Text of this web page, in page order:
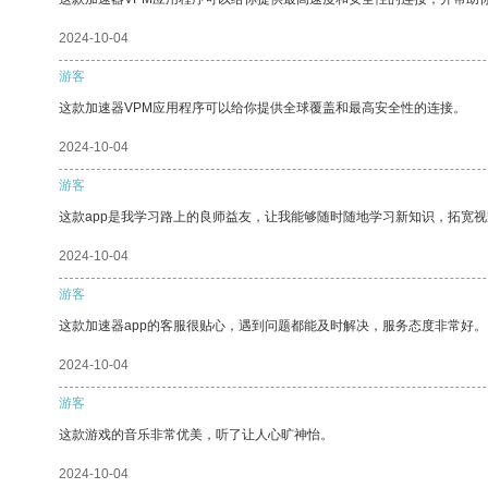
2024-10-04
游客
这款加速器VPM应用程序可以给你提供全球覆盖和最高安全性的连接。
2024-10-04
游客
这款app是我学习路上的良师益友，让我能够随时随地学习新知识，拓宽
2024-10-04
游客
这款加速器app的客服很贴心，遇到问题都能及时解决，服务态度非常好。
2024-10-04
游客
这款游戏的音乐非常优美，听了让人心旷神怡。
2024-10-04